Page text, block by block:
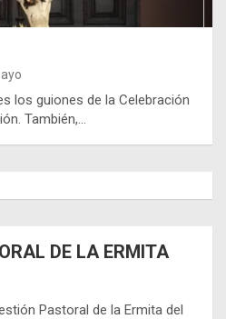
los guiones de la Celebración
También,…
DE LA ERMITA
Pastoral de la Ermita del